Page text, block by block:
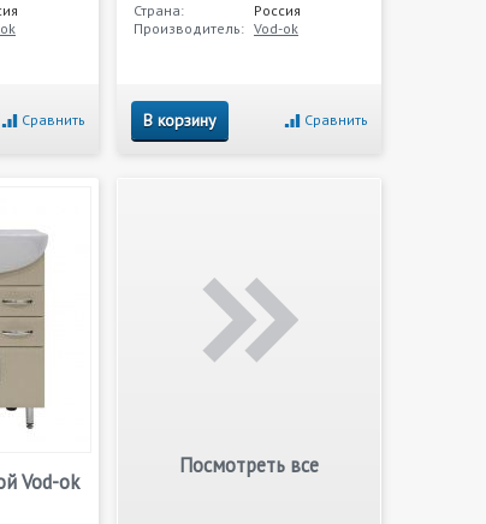
Сравнить
Страна:
Россия
Производитель: Vod-ok
В корзину Сравнить
Vod-ok
Посмотреть все